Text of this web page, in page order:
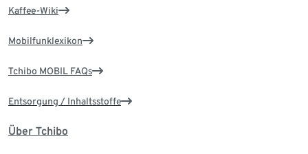
Kaffee-Wiki
Mobilfunklexikon
Tchibo MOBIL FAQs
Entsorgung / Inhaltsstoffe
Über Tchibo